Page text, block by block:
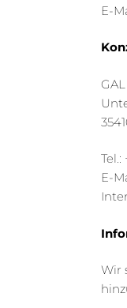
E-
Tel.:
E-
Wir